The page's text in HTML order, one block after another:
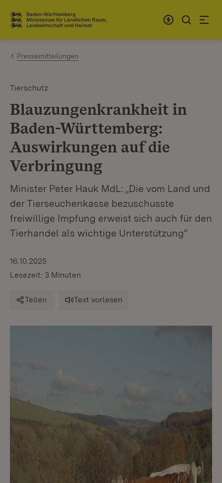
Zum Inhalt springen
Link zur Startseite
Pressemitteilungen
Tierschutz
Blauzungenkrankheit in
Baden-Württemberg:
Auswirkungen auf die
Verbringung
Minister Peter Hauk MdL: „Die vom Land und
der Tierseuchenkasse bezuschusste
freiwillige Impfung erweist sich auch für den
Tierhandel als wichtige Unterstützung“
16.10.2025
Lesezeit: 3 Minuten
Teilen Text vorlesen